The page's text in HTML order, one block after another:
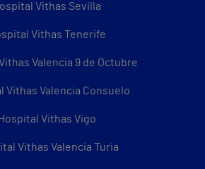
Vithas Sevilla
Vithas Tenerife
Valencia 9 de Octubre
Vithas Valencia Consuelo
Hospital Vithas Vigo
Vithas Valencia Turia